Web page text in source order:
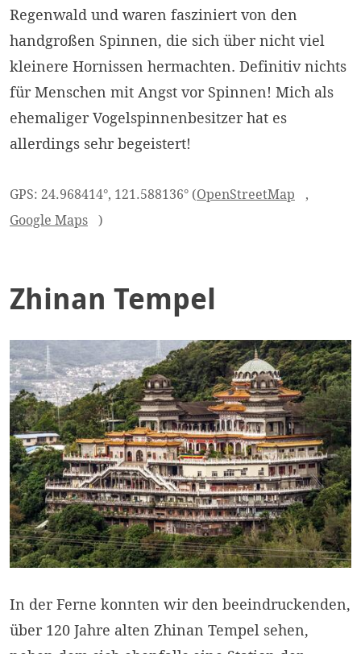
Regenwald und waren fasziniert von den
handgroßen Spinnen, die sich über nicht viel
kleinere Hornissen hermachten. Definitiv nichts
für Menschen mit Angst vor Spinnen! Mich als
ehemaliger Vogelspinnenbesitzer hat es
allerdings sehr begeistert!
GPS: 24.968414°, 121.588136° (OpenStreetMap
,
Google Maps
)
Zhinan Tempel
In der Ferne konnten wir den beeindruckenden,
über 120 Jahre alten Zhinan Tempel sehen,